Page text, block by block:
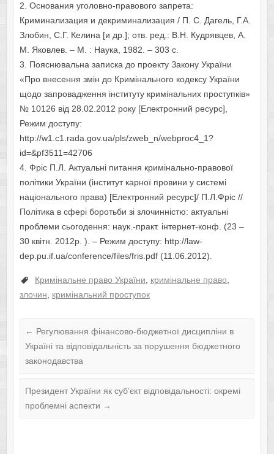
2. Основания уголовно-правового запрета:
Криминализация и декриминализация / П. С. Дагель, Г.А.
Злобин, С.Г. Келина [и др.]; отв. ред.: В.Н. Кудрявцев, А.
М. Яковлев. – М. : Наука, 1982. – 303 c.
3. Пояснювальна записка до проекту Закону України
«Про внесення змін до Кримінального кодексу України
щодо запровадження інституту кримінальних проступків»
№ 10126 від 28.02.2012 року [Електронний ресурс],
Режим доступу:
http://w1.c1.rada.gov.ua/pls/zweb_n/webproc4_1?
id=&pf3511=42706
4. Фріс П.Л. Актуальні питання кримінально-правової
політики України (інститут карної провини у системі
національного права) [Електронний ресурс]/ П.Л.Фріс //
Політика в сфері боротьби зі злочинністю: актуальні
проблеми сьогодення: наук.-практ. інтернет-конф. (23 –
30 квітн. 2012р. ). – Режим доступу: http://law-
dep.pu.if.ua/conference/files/fris.pdf (11.06.2012).
Кримінальне право України, кримінальне право,
злочин, кримінальний проступок
← Регулювання фінансово-бюджетної дисципліни в
Україні та відповідальність за порушення бюджетного
законодавства
Президент України як суб’єкт відповідальності: окремі
проблемні аспекти →